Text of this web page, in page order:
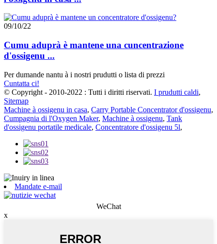
09/10/22
Cumu aduprà è mantene una cuncentrazione
d'ossigenu ...
Per dumande nantu à i nostri prudutti o lista di prezzi
Cuntatta ci!
© Copyright - 2010-2022 : Tutti i diritti riservati. I prudutti caldi,
Sitemap
Machine à ossigenu in casa, Carry Portable Concentrator d'ossigenu,
Cumpagnia di l'Oxygen Maker, Machine à ossigenu, Tank
d'ossigenu portatile medicale, Concentratore d'ossigenu 5l,
Mandate e-mail
WeChat
x